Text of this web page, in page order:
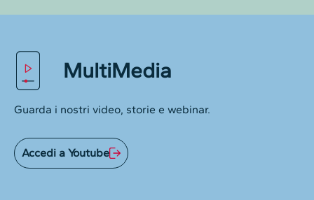
MultiMedia
Guarda i nostri video, storie e webinar.
Accedi a Youtube